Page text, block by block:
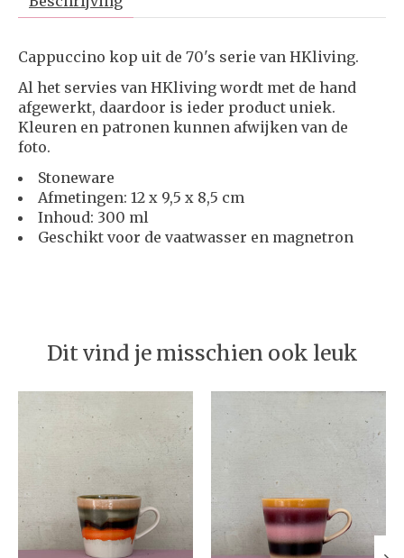
Cappuccino kop uit de 70's serie van HKliving.
Al het servies van HKliving wordt met de hand
afgewerkt, daardoor is ieder product uniek.
Kleuren en patronen kunnen afwijken van de
foto.
Stoneware
Afmetingen: 12 x 9,5 x 8,5 cm
Inhoud: 300 ml
Geschikt voor de vaatwasser en magnetron
Dit vind je misschien ook leuk
Items van productcarrousel